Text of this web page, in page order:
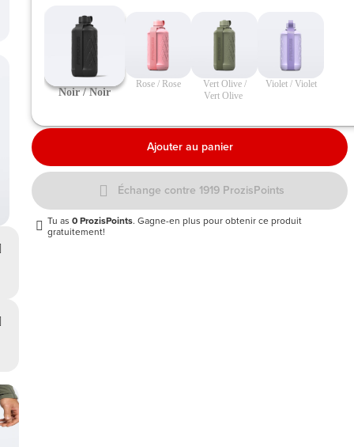
Noir / Noir
Rose / Rose
Vert Olive
Violet / Violet
Ajouter au panier
Échange contre 1919 ProzisPoints
Tu as 0 ProzisPoints. Gagne-en plus pour obtenir ce produit
gratuitement!